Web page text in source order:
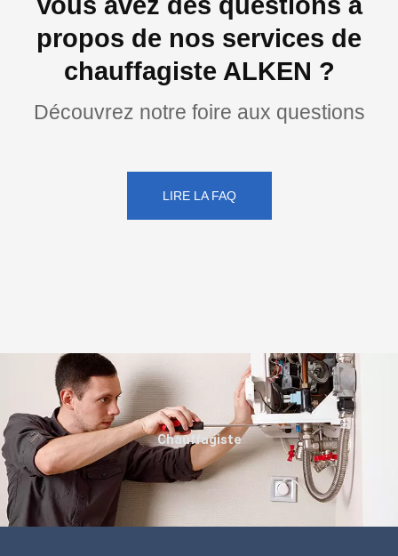
propos de nos services de
chauffagiste ALKEN ?
Découvrez notre foire aux questions
LIRE LA FAQ
Chauffagiste